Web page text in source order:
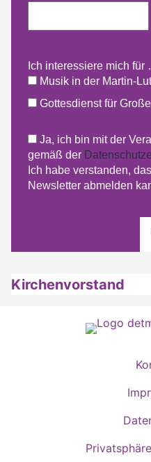
Ich interessiere mich für
Musik in der Martin-
Gottesdienst für
Ja, ich bin mit der
gemäß der
Ich habe verstanden,
Newsletter abmelden
Kirchenvorstand